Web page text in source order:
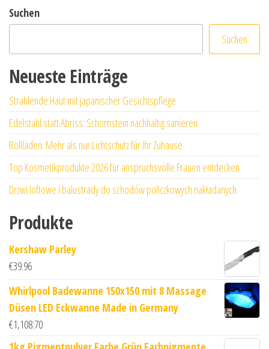
Suchen
Suchen
Neueste Einträge
Strahlende Haut mit japanischer Gesichtspflege
Edelstahl statt Abriss: Schornstein nachhaltig sanieren
Rollläden: Mehr als nur Lichtschutz für Ihr Zuhause
Top Kosmetikprodukte 2026 für anspruchsvolle Frauen entdecken
Drzwi loftowe i balustrady do schodów policzkowych nakładanych
Produkte
Kershaw Parley
€39.96
Whirlpool Badewanne 150x150 mit 8 Massage
Düsen LED Eckwanne Made in Germany
€1,108.70